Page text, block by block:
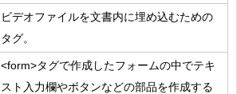
ビデオファイルを文書内に埋め込むための
タグ。
<form>タグで作成したフォームの中でテキ
スト入力欄やボタンなどの部品を作成する